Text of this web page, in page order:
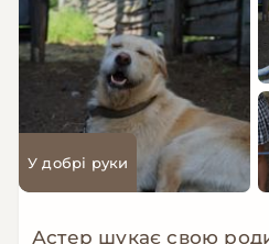
У добрі руки